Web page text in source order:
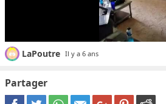
LaPoutre Il y a 6 ans
Partager